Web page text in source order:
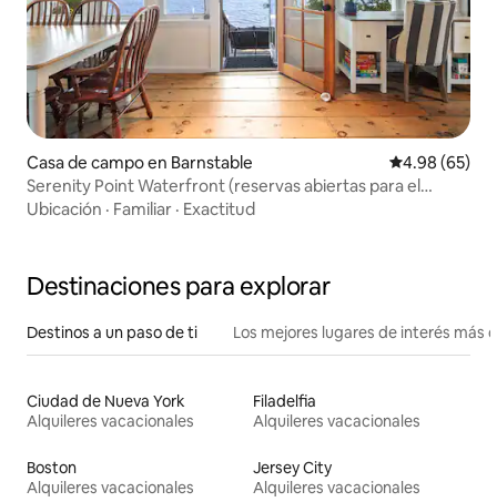
Casa de campo en Barnstable Calificación
4.98 (65)
Serenity Point Waterfront (reservas abiertas para el
otoño)
Ubicación · Familiar · Exactitud
Destinaciones para explorar
Destinos a un paso de ti Los mejores lugares de interés más
Ciudad de Nueva York
Alquileres vacacionales
Filadelfia
Alquileres vacacionales
Boston
Alquileres vacacionales
Jersey City
Alquileres vacacionales